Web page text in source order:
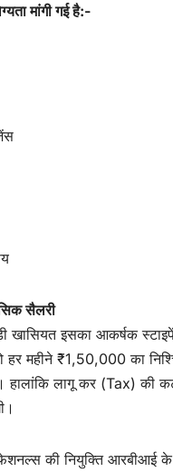
मांगी गई है:-
सैलरी
खासियत इसका आकर्षक
हर महीने ₹1,50,000 का
हालांकि लागू कर (Tax) की
की नियुक्ति आरबीआई